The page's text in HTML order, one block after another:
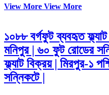
View More View More
১০৮৮ বর্গফুট ব্যবহৃত
মনিপুর | ৬০ ফুট রোডের
ফ্ল্যাট বিক্রয় | মিরপুর-১
সন্নিকটে |